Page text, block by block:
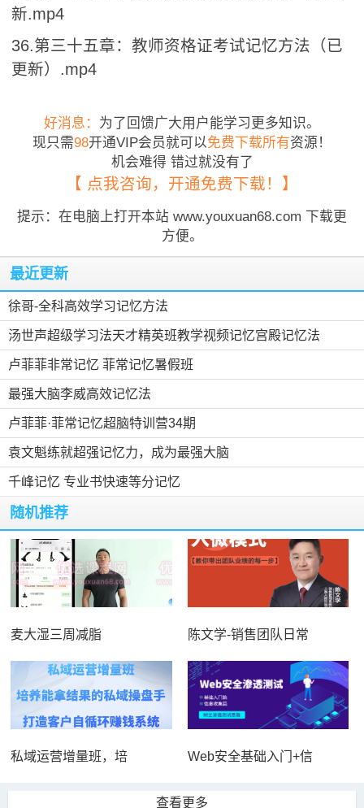
新.mp4
36.第三十五章：教师资格证考试记忆方法（已
更新）.mp4
好消息： 为了回馈广大用户能学习更多知识。
现只需98开通VIP会员就可以免费下载所有资源！
机会难得 错过就没有了
【 点我咨询，开通免费下载！】
提示：在电脑上打开本站 www.youxuan68.com 下载更
方便。
最近更新
徐哥-全科高效学习记忆方法
汤世声超级学习法天才精英班教学视频记忆宫殿记忆法
卢菲菲非常记忆 菲常记忆暑假班
最强大脑李威高效记忆法
卢菲菲·菲常记忆超脑特训营34期
袁文魁练就超强记忆力，成为最强大脑
千峰记忆 专业书快速等分记忆
随机推荐
麦大湿三周减脂 陈文学-销售团队日常
私域运营增量班，培 Web安全基础入门+信
查看更多